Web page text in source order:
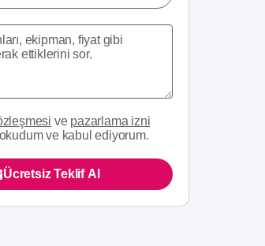
ve pazarlama izni
okudum ve kabul ediyorum.
Ücretsiz Teklif Al